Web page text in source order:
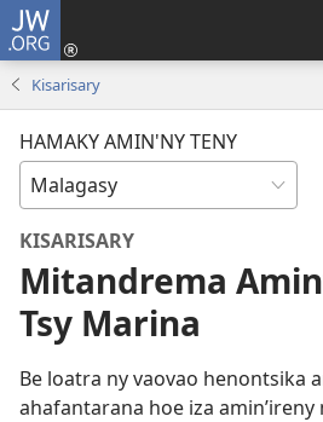
JW.ORG
Kisarisary
HAMAKY AMIN'NY TENY
KISARISARY
Mitandrema
Tsy Marina
Be loatra ny vaovao henontsika
ahafantarana hoe iza amin’ireny